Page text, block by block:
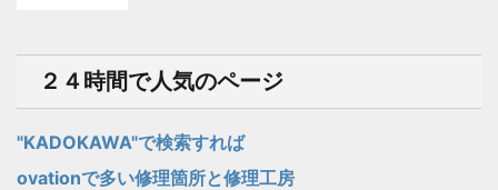
２４時間で人気のページ
"KADOKAWA"で検索すれば
ovationで多い修理箇所と修理工房